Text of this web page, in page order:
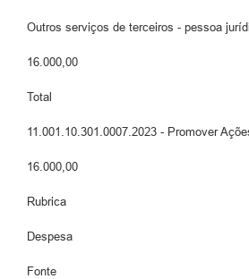
Outros serviços de terceiros - pessoa
16.000,00
Total
11.001.10.301.0007.2023 - Promover
16.000,00
Rubrica
Despesa
Fonte